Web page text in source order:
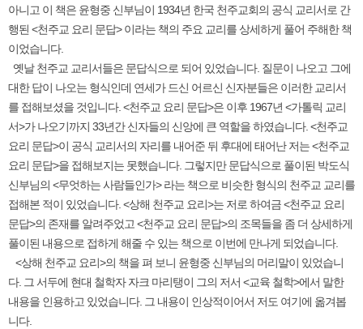
아니고 이 책은 윤형중 신부님이 1934년 한국 천주교회의 공식 교리서로 간
행된 <천주교 요리 문답> 이라는 책의 주요 교리를 상세하게 풀어 주해한 책
이었습니다.
옛날 천주교 교리서들은 문답식으로 되어 있었습니다. 질문이 나오고 그에
대한 답이 나오는 형식인데 연세가 드신 어르신 신자분들은 이러한 교리서
를 접해보셨을 것입니다. <천주교 요리 문답>은 이후 1967년 <가톨릭 교리
서>가 나오기까지 33년간 신자들의 신앙에 큰 역할을 하였습니다. <천주교
요리 문답>이 공식 교리서의 자리를 내어준 뒤 후대에 태어난 저는 <천주교
요리 문답>을 접해보지는 못했습니다. 그렇지만 문답식으로 풀이된 박도식
신부님의 <무엇하는 사람들인가> 라는 책으로 비슷한 형식의 천주교 교리를
접해본 적이 있었습니다. <상해 천주교 요리>는 저로 하여금 <천주교 요리
문답>의 존재를 알려주었고 <천주교 요리 문답>의 조목들을 좀 더 상세하게
풀이된 내용으로 접하게 해줄 수 있는 책으로 이번에 만나게 되었습니다.
<상해 천주교 요리>의 책을 펴 보니 윤형중 신부님의 머리말이 있었습니
다. 그 서두에 현대 철학자 자크 마리탱이 그의 저서 <교육 철학>에서 말한
내용을 인용하고 있었습니다. 그 내용이 인상적이어서 저도 여기에 옮겨봅
니다.